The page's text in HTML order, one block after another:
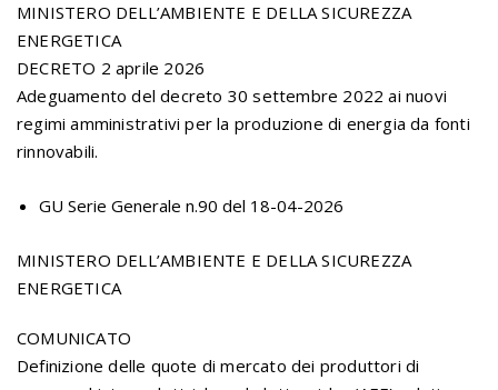
MINISTERO DELL’AMBIENTE E DELLA SICUREZZA
ENERGETICA
DECRETO 2 aprile 2026
Adeguamento del decreto 30 settembre 2022 ai nuovi
regimi amministrativi per la produzione di energia da fonti
rinnovabili.
GU Serie Generale n.90 del 18-04-2026
MINISTERO DELL’AMBIENTE E DELLA SICUREZZA
ENERGETICA
COMUNICATO
Definizione delle quote di mercato dei produttori di